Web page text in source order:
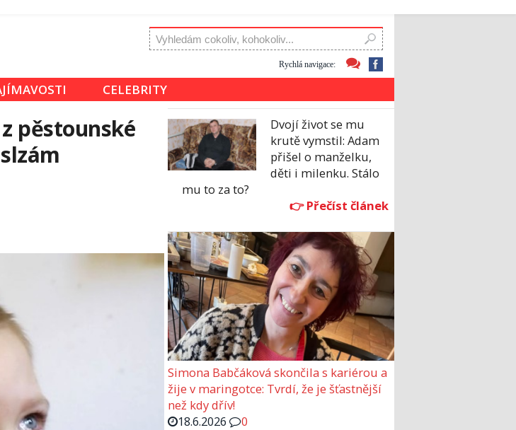
Rychlá navigace:
CELEBRITY
pěstounské
Dvojí život se mu
krutě vymstil: Adam
přišel o manželku,
děti i milenku. Stálo
mu to za to?
Simona Babčáková skončila s kariérou a
žije v maringotce: Tvrdí, že je šťastnější
než kdy dřív!
18.6.2026
0